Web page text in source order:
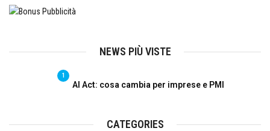
NEWS PIÙ VISTE
1
AI Act: cosa cambia per imprese e PMI
CATEGORIES